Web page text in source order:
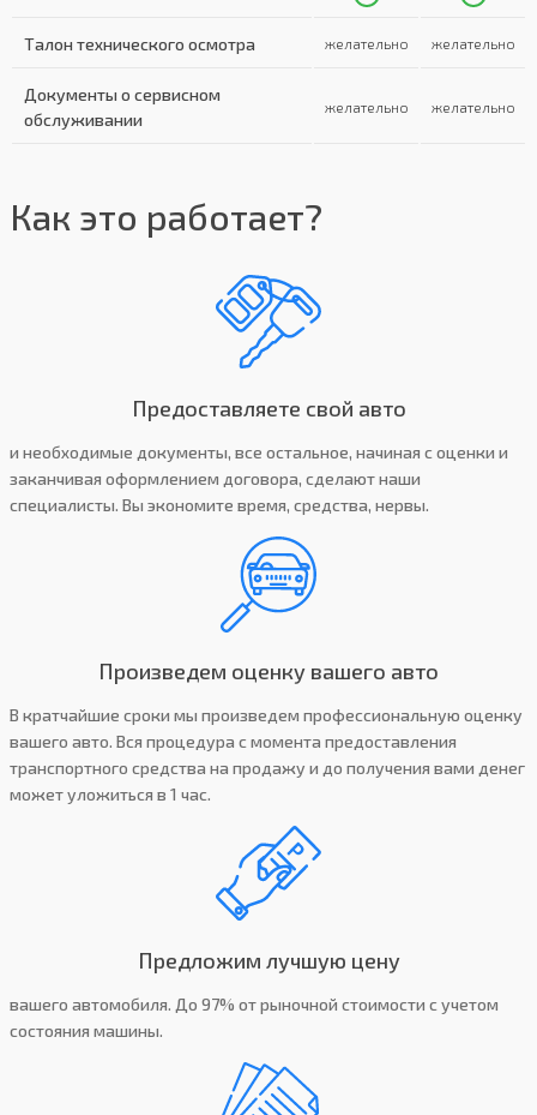
Талон технического осмотра желательно желательно
Документы о сервисном
обслуживании
желательно желательно
Как это работает?
Предоставляете свой авто
и необходимые документы, все остальное, начиная с оценки и
заканчивая оформлением договора, сделают наши
специалисты. Вы экономите время, средства, нервы.
Произведем оценку вашего авто
В кратчайшие сроки мы произведем профессиональную оценку
вашего авто. Вся процедура с момента предоставления
транспортного средства на продажу и до получения вами денег
может уложиться в 1 час.
Предложим лучшую цену
вашего автомобиля. До 97% от рыночной стоимости с учетом
состояния машины.